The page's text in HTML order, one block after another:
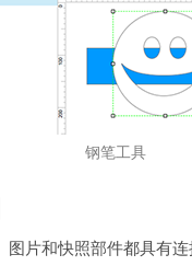
钢笔工具
图片和快照部件都具有连